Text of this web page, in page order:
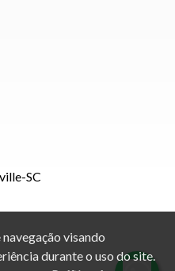
visando
durante o uso do site.
SC